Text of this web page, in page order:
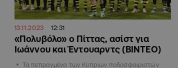
13.11.2023 12:31
«Πολυβόλο» ο Πίττας, ασίστ για
Ιωάννου και Έντουαρντς (ΒΙΝΤΕΟ)
Τα πεπραγμένα των Κύπριων ποδοσφαιριστών